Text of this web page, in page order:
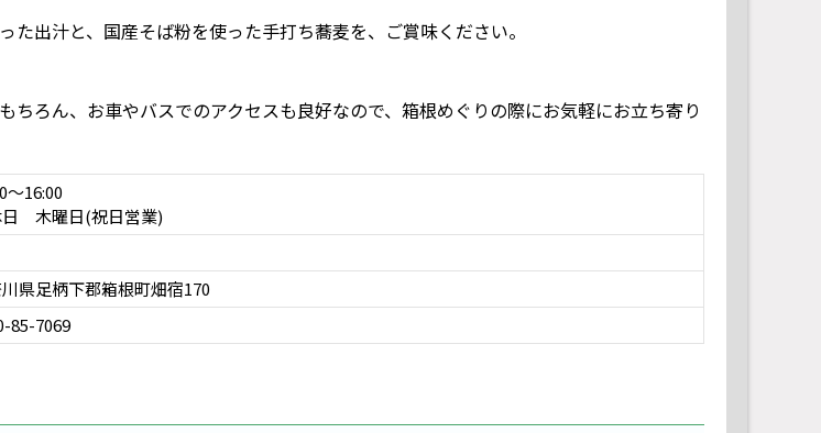
た出汁と、国産そば粉を使った手打ち蕎麦を、ご賞味ください。
ちろん、お車やバスでのアクセスも良好なので、箱根めぐりの際にお気軽にお立ち寄り
～16:00
日 木曜日(祝日営業)
県足柄下郡箱根町畑宿170
85-7069